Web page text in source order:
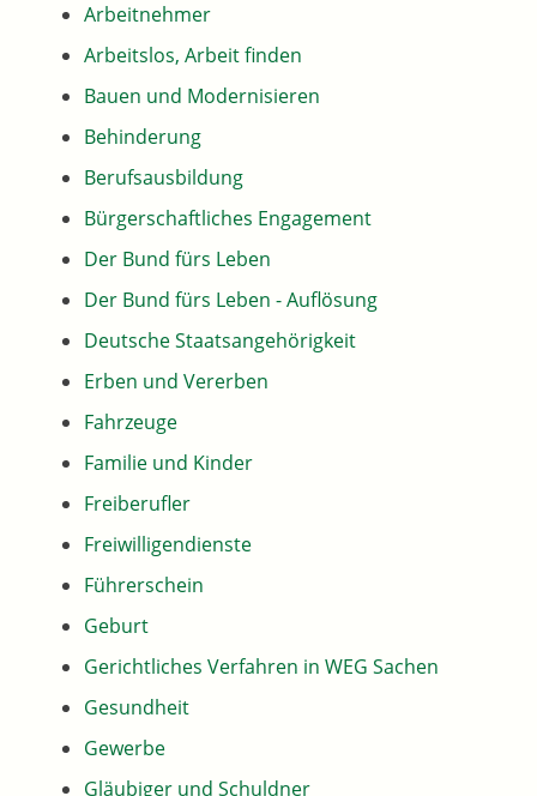
Arbeitnehmer
Arbeitslos, Arbeit finden
Bauen und Modernisieren
Behinderung
Berufsausbildung
Bürgerschaftliches Engagement
Der Bund fürs Leben
Der Bund fürs Leben - Auflösung
Deutsche Staatsangehörigkeit
Erben und Vererben
Fahrzeuge
Familie und Kinder
Freiberufler
Freiwilligendienste
Führerschein
Geburt
Gerichtliches Verfahren in WEG Sachen
Gesundheit
Gewerbe
Gläubiger und Schuldner